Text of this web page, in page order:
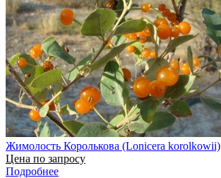
Жимолость Королькова (Lonicera korolkowii)
Цена по запросу
Подробнее